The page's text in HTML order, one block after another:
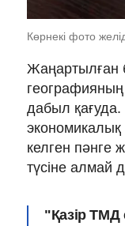
Көрнекі фото
Жаңартылған
географияның
дабыл
келген пәнге
түсіне алмай
"Қазір ТМД